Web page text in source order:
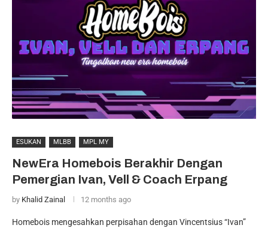
ESUKAN MLBB MPL MY
NewEra Homebois Berakhir Dengan
Pemergian Ivan, Vell & Coach Erpang
by Khalid Zainal 12 months ago
Homebois mengesahkan perpisahan dengan Vincentsius “Ivan”